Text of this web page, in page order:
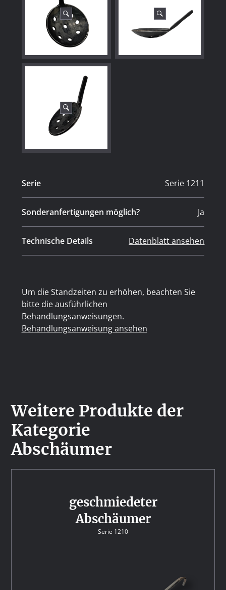
Serie Serie 1211
Sonderanfertigungen möglich? Ja
Technische Details Datenblatt ansehen
Um die Standzeiten zu erhöhen, beachten Sie
bitte die ausführlichen
Behandlungsanweisungen.
Behandlungsanweisung ansehen
Weitere Produkte der
Kategorie
Abschäumer
geschmiedeter
Abschäumer
Serie 1210